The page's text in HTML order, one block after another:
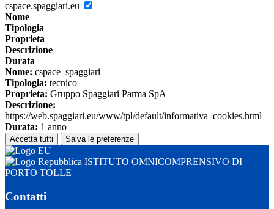
cspace.spaggiari.eu
Nome
Tipologia
Proprieta
Descrizione
Durata
Nome: cspace_spaggiari
Tipologia: tecnico
Proprieta: Gruppo Spaggiari Parma SpA
Descrizione:
https://web.spaggiari.eu/www/tpl/default/informativa_cookies.html
Durata: 1 anno
Accetta tutti Salva le preferenze
ISTITUTO OMNICOMPRENSIVO DI
PORTO TOLLE
Contatti